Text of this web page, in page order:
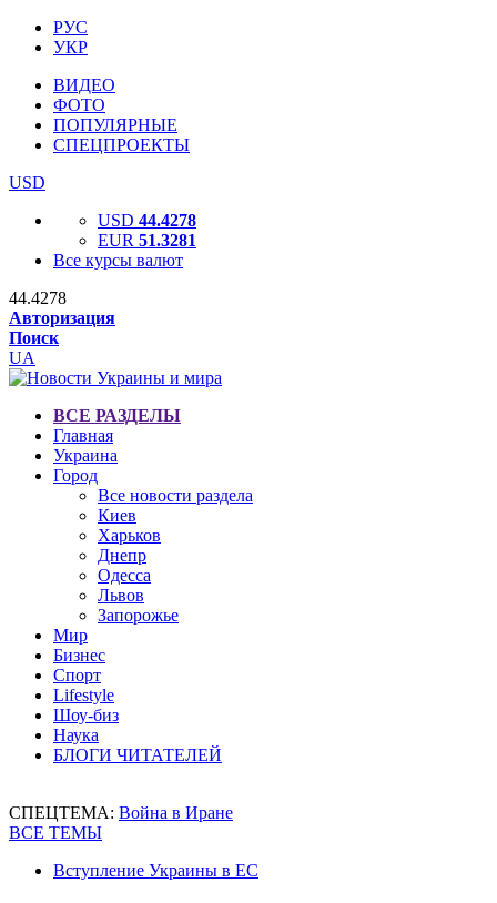
РУС
УКР
ВИДЕО
ФОТО
ПОПУЛЯРНЫЕ
СПЕЦПРОЕКТЫ
USD
USD 44.4278
EUR 51.3281
Все курсы валют
44.4278
Авторизация
Поиск
UA
ВСЕ РАЗДЕЛЫ
Главная
Украина
Город
Все новости раздела
Киев
Харьков
Днепр
Одесса
Львов
Запорожье
Мир
Бизнес
Спорт
Lifestyle
Шоу-биз
Наука
БЛОГИ ЧИТАТЕЛЕЙ
СПЕЦТЕМА: Война в Иране
ВСЕ ТЕМЫ
Вступление Украины в ЕС